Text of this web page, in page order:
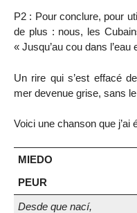
P2 : Pour conclure, pour
de plus : nous, les
« Jusqu’au cou dans
Un rire qui s’est effacé
mer devenue grise, sans
Voici une chanson que j’ai
MIEDO
PEUR
Desde que nací,